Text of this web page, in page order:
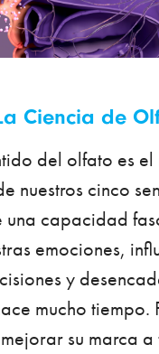
Ciencia de
del olfato es el
nuestros cinco
una capacidad
emociones,
y
mucho tiempo.
su marca a